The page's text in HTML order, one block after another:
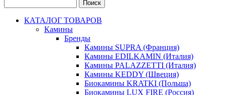
КАТАЛОГ ТОВАРОВ
Камины
Бренды
Камины SUPRA (Франция)
Камины EDILKAMIN (Италия)
Камины PALAZZETTI (Италия)
Камины KEDDY (Швеция)
Биокамины KRATKI (Польша)
Биокамины LUX FIRE (Россия)